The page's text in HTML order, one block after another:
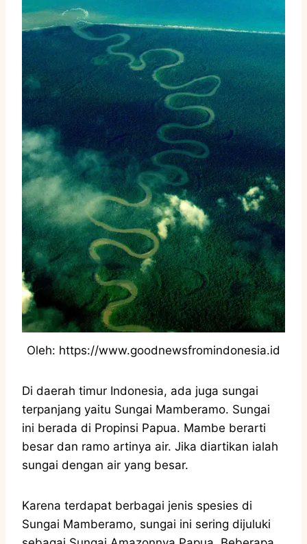
Oleh: https://www.goodnewsfromindonesia.id
Di daerah timur Indonesia, ada juga sungai
terpanjang yaitu Sungai Mamberamo. Sungai
ini berada di Propinsi Papua. Mambe berarti
besar dan ramo artinya air. Jika diartikan ialah
sungai dengan air yang besar.
Karena terdapat berbagai jenis spesies di
Sungai Mamberamo, sungai ini sering dijuluki